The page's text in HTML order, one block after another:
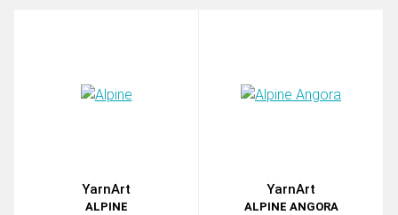
YarnArt
ALPINE
YarnArt
ALPINE ANGORA